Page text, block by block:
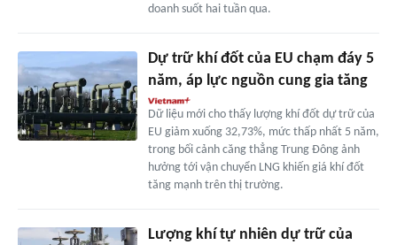
doanh suốt hai tuần qua.
Dự trữ khí đốt của EU chạm đáy 5
năm, áp lực nguồn cung gia tăng
Dữ liệu mới cho thấy lượng khí đốt dự trữ của
EU giảm xuống 32,73%, mức thấp nhất 5 năm,
trong bối cảnh căng thẳng Trung Đông ảnh
hưởng tới vận chuyển LNG khiến giá khí đốt
tăng mạnh trên thị trường.
Lượng khí tự nhiên dự trữ của